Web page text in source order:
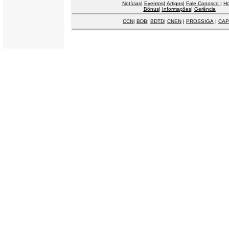
Notícias| Eventos| Artigos| Fale Conosco |
Bônus| Informações| Gerência
CCN| BDB| BDTD| CNEN | PROSSIGA |